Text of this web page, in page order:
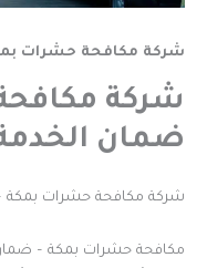
شركة مكافحة حشرات
شركة
ضمان الخدمة
شركة مكافحة حشرات بمكة –
مكافحة حشرات بمكة – ضمان